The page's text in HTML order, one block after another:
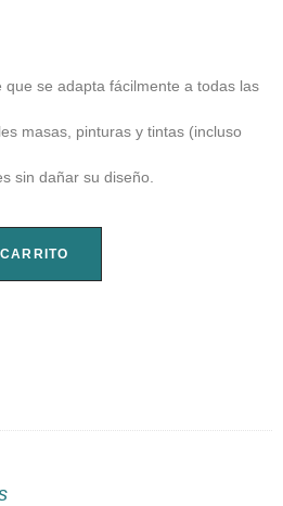
que se adapta fácilmente a todas las
masas, pinturas y tintas (incluso
sin dañar su diseño.